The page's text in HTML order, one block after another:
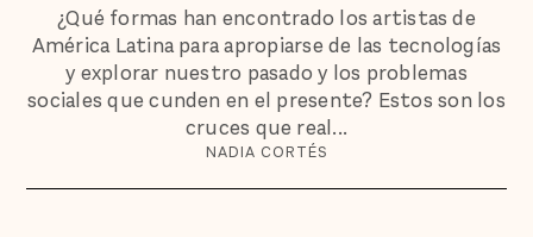
¿Qué formas han encontrado los artistas de
América Latina para apropiarse de las tecnologías
y explorar nuestro pasado y los problemas
sociales que cunden en el presente? Estos son los
cruces que real...
NADIA CORTÉS